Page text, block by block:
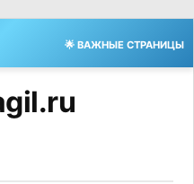
🌟 ВАЖНЫЕ СТРАНИЦЫ